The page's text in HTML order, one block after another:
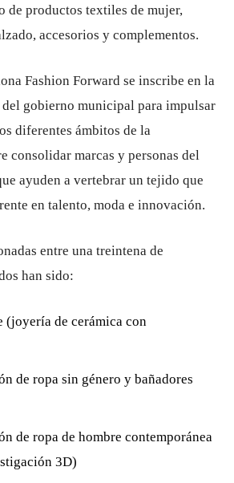
de productos textiles de mujer,
accesorios y complementos.
Fashion Forward se inscribe en la
del gobierno municipal para impulsar
diferentes ámbitos de la
consolidar marcas y personas del
ayuden a vertebrar un tejido que
en talento, moda e innovación.
entre una treintena de
han sido:
(joyería de cerámica con
de ropa sin género y bañadores
de ropa de hombre contemporánea
3D)